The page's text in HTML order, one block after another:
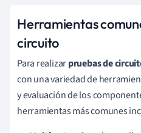
Herramientas
circuito
Para realizarpruebas de
con una variedad de
y evaluación de los
herramientas más comunes